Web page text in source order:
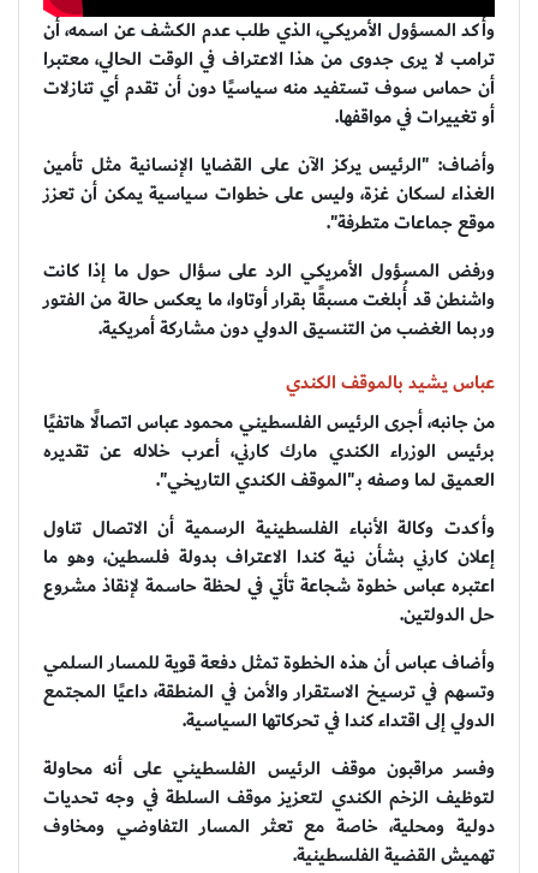
وأكد المسؤول الأمريكي، الذي طلب عدم الكشف عن اسمه، أن
ترامب لا يرى جدوى من هذا الاعتراف في الوقت الحالي، معتبرا
أن حماس سوف تستفيد منه سياسيًا دون أن تقدم أي تنازلات
أو تغييرات في مواقفها.
وأضاف: "الرئيس يركز الآن على القضايا الإنسانية مثل تأمين
الغذاء لسكان غزة، وليس على خطوات سياسية يمكن أن تعزز
موقع جماعات متطرفة".
ورفض المسؤول الأمريكي الرد على سؤال حول ما إذا كانت
واشنطن قد أُبلغت مسبقًا بقرار أوتاوا، ما يعكس حالة من الفتور
وربما الغضب من التنسيق الدولي دون مشاركة أمريكية.
عباس يشيد بالموقف الكندي
من جانبه، أجرى الرئيس الفلسطيني محمود عباس اتصالًا هاتفيًا
برئيس الوزراء الكندي مارك كارني، أعرب خلاله عن تقديره
العميق لما وصفه بـ"الموقف الكندي التاريخي".
وأكدت وكالة الأنباء الفلسطينية الرسمية أن الاتصال تناول
إعلان كارني بشأن نية كندا الاعتراف بدولة فلسطين، وهو ما
اعتبره عباس خطوة شجاعة تأتي في لحظة حاسمة لإنقاذ مشروع
حل الدولتين.
وأضاف عباس أن هذه الخطوة تمثل دفعة قوية للمسار السلمي
وتسهم في ترسيخ الاستقرار والأمن في المنطقة، داعيًا المجتمع
الدولي إلى اقتداء كندا في تحركاتها السياسية.
وفسر مراقبون موقف الرئيس الفلسطيني على أنه محاولة
لتوظيف الزخم الكندي لتعزيز موقف السلطة في وجه تحديات
دولية ومحلية، خاصة مع تعثر المسار التفاوضي ومخاوف
تهميش القضية الفلسطينية.